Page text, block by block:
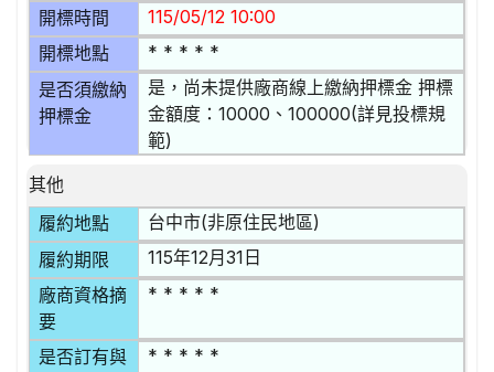
開標時間 115/05/12 10:00
開標地點 * * * * *
是否須繳納
押標金
是，尚未提供廠商線上繳納押標金 押標
金額度：10000、100000(詳見投標規
範)
其他
履約地點
台中市(非原住民地區)
履約期限 115年12月31日
廠商資格摘
要
* * * * *
是否訂有與
* * * * *